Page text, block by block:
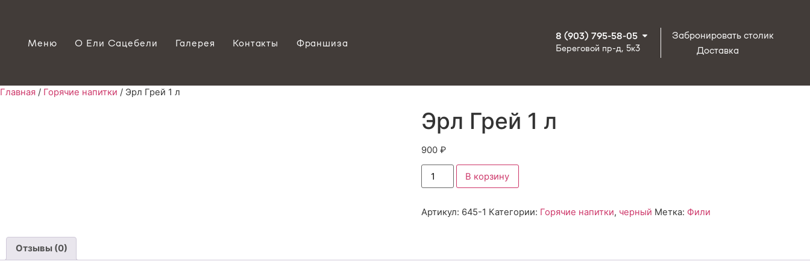
Меню О Ели Сацебели Галерея Контакты Франшиза
8 (903) 795-58-05
Береговой пр-д, 5к3
Забронировать столик
Доставка
Главная / Горячие напитки / Эрл Грей 1 л
Эрл Грей 1 л
900 ₽
В корзину
Артикул: 645-1 Категории: Горячие напитки, черный Метка: Фили
Отзывы (0)